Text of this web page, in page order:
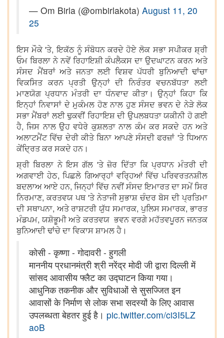
— Om Birla (@ombirlakota) August 11, 20
25
ਇਸ ਮੌਕੇ 'ਤੇ, ਇਕੱਠ ਨੂੰ ਸੰਬੋਧਨ ਕਰਦੇ ਹੋਏ ਲੋਕ ਸਭਾ ਸਪੀਕਰ ਸ਼੍ਰੀ
ਓਮ ਬਿਰਲਾ ਨੇ ਨਵੇਂ ਰਿਹਾਇਸ਼ੀ ਕੰਪਲੈਕਸ ਦਾ ਉਦਘਾਟਨ ਕਰਨ ਅਤੇ
ਸੰਸਦ ਮੈਂਬਰਾਂ ਅਤੇ ਜਨਤਾ ਲਈ ਵਿਸ਼ਵ ਪੱਧਰੀ ਬੁਨਿਆਦੀ ਢਾਂਚਾ
ਵਿਕਸਿਤ ਕਰਨ ਪ੍ਰਤੀ ਉਨ੍ਹਾਂ ਦੀ ਨਿਰੰਤਰ ਵਚਨਬੱਧਤਾ ਲਈ
ਮਾਣਯੋਗ ਪ੍ਰਧਾਨ ਮੰਤਰੀ ਦਾ ਧੰਨਵਾਦ ਕੀਤਾ। ਉਨ੍ਹਾਂ ਕਿਹਾ ਕਿ
ਇਨ੍ਹਾਂ ਨਿਵਾਸਾਂ ਦੇ ਮੁਕੰਮਲ ਹੋਣ ਨਾਲ ਹੁਣ ਸੰਸਦ ਭਵਨ ਦੇ ਨੇੜੇ ਲੋਕ
ਸਭਾ ਮੈਂਬਰਾਂ ਲਈ ਢੁਕਵੀਂ ਰਿਹਾਇਸ਼ ਦੀ ਉਪਲਬਧਤਾ ਯਕੀਨੀ ਹੋ ਗਈ
ਹੈ, ਜਿਸ ਨਾਲ ਉਹ ਵਧੇਰੇ ਕੁਸ਼ਲਤਾ ਨਾਲ ਕੰਮ ਕਰ ਸਕਦੇ ਹਨ ਅਤੇ
ਅਲਾਟਮੈਂਟ ਵਿੱਚ ਦੇਰੀ ਕੀਤੇ ਬਿਨਾ ਆਪਣੇ ਸੰਸਦੀ ਫਰਜ਼ਾਂ 'ਤੇ ਧਿਆਨ
ਕੇਂਦ੍ਰਿਤ ਕਰ ਸਕਦੇ ਹਨ।
ਸ਼੍ਰੀ ਬਿਰਲਾ ਨੇ ਇਸ ਗੱਲ 'ਤੇ ਜ਼ੋਰ ਦਿੱਤਾ ਕਿ ਪ੍ਰਧਾਨ ਮੰਤਰੀ ਦੀ
ਅਗਵਾਈ ਹੇਠ, ਪਿਛਲੇ ਗਿਆਰ੍ਹਾਂ ਵਰ੍ਹਿਆਂ ਵਿੱਚ ਪਰਿਵਰਤਨਸ਼ੀਲ
ਬਦਲਾਅ ਆਏ ਹਨ, ਜਿਨ੍ਹਾਂ ਵਿੱਚ ਨਵੀਂ ਸੰਸਦ ਇਮਾਰਤ ਦਾ ਸਮੇਂ ਸਿਰ
ਨਿਰਮਾਣ, ਕਰਤਵਯ ਪਥ 'ਤੇ ਨੇਤਾਜੀ ਸੁਭਾਸ਼ ਚੰਦਰ ਬੋਸ ਦੀ ਪ੍ਰਤਿਮਾ
ਦੀ ਸਥਾਪਨਾ, ਅਤੇ ਰਾਸ਼ਟਰੀ ਯੁੱਧ ਸਮਾਰਕ, ਪੁਲਿਸ ਸਮਾਰਕ, ਭਾਰਤ
ਮੰਡਪਮ, ਯਸ਼ੋਭੂਮੀ ਅਤੇ ਕਰਤਵਯ ਭਵਨ ਵਰਗੇ ਮਹੱਤਵਪੂਰਨ ਜਨਤਕ
ਬੁਨਿਆਦੀ ਢਾਂਚੇ ਦਾ ਵਿਕਾਸ ਸ਼ਾਮਲ ਹੈ।
कोसी - कृष्णा - गोदावरी - हुगली
माननीय प्रधानमंत्री श्री नरेंद्र मोदी जी द्वारा दिल्ली में
सांसद आवासीय फ्लैट का उद्घाटन किया गया।
आधुनिक तकनीक और सुविधाओं से सुसज्जित इन
आवासों के निर्माण से लोक सभा सदस्यों के लिए आवास
उपलब्धता बेहतर हुई है। pic.twitter.com/ci3I5LZ
aoB